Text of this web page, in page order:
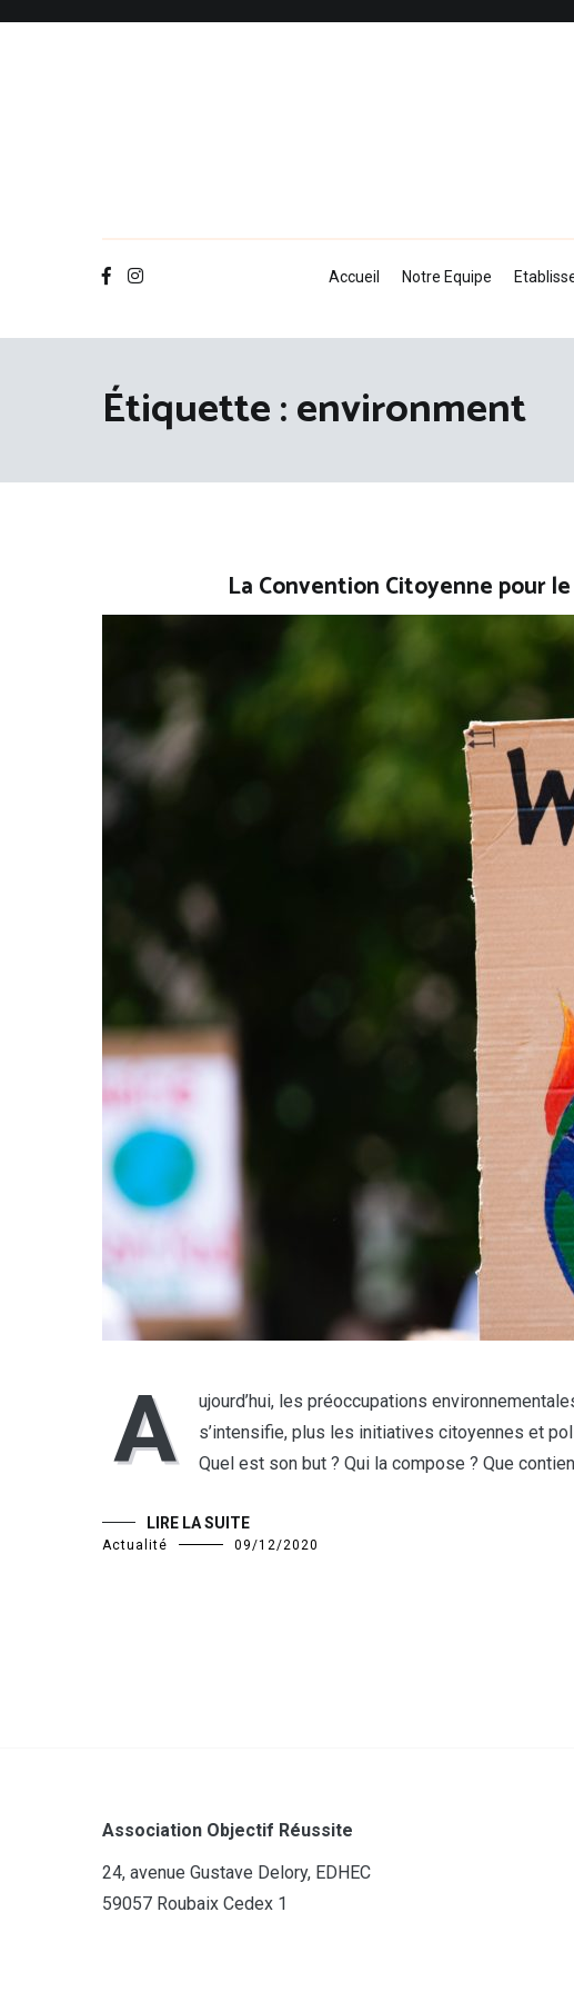
Accueil Notre Equipe
Étiquette :environment
La Convention Citoyenne pour
A
ujourd’hui, les préoccupations
s’intensifie, plus les initiatives citoyennes et
Quel est son but ? Qui la compose ? Que
LIRE LA SUITE
Actualité 09/12/2020
Association Objectif Réussite
24, avenue Gustave Delory, EDHEC
59057 Roubaix Cedex 1